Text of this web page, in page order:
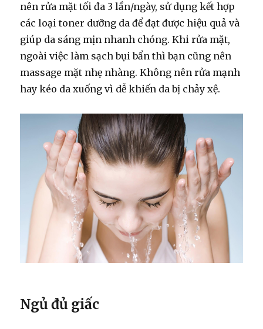
nên rửa mặt tối đa 3 lần/ngày, sử dụng kết hợp
các loại toner dưỡng da để đạt được hiệu quả và
giúp da sáng mịn nhanh chóng. Khi rửa mặt,
ngoài việc làm sạch bụi bẩn thì bạn cũng nên
massage mặt nhẹ nhàng. Không nên rửa mạnh
hay kéo da xuống vì dễ khiến da bị chảy xệ.
Ngủ đủ giấc